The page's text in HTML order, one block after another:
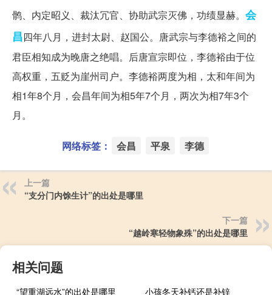
鹘、内定昭义、裁汰冗官、协助武宗灭佛，功绩显赫。 会
昌四年八月，进封太尉、赵国公。唐武宗与李德裕之间的
君臣相知成为晚唐之绝唱。后唐宣宗即位，李德裕由于位
高权重，五贬为崖州司户。李德裕两度为相，太和年间为
相1年8个月，会昌年间为相5年7个月，两次为相7年3个
月。
网络标签： 会昌 平泉 李德
上一篇
“支分门内馀生计”的出处是哪里
下一篇
“越岭寒轻物象殊”的出处是哪里
相关问题
“望重湖远水”的出处是哪里
小孩冬天补钙还是补锌